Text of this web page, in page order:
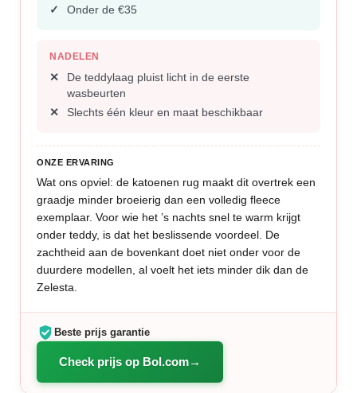
Onder de €35
NADELEN
De teddylaag pluist licht in de eerste
wasbeurten
Slechts één kleur en maat beschikbaar
ONZE ERVARING
Wat ons opviel: de katoenen rug maakt dit overtrek een
graadje minder broeierig dan een volledig fleece
exemplaar. Voor wie het ’s nachts snel te warm krijgt
onder teddy, is dat het beslissende voordeel. De
zachtheid aan de bovenkant doet niet onder voor de
duurdere modellen, al voelt het iets minder dik dan de
Zelesta.
Beste prijs garantie
Check prijs op Bol.com